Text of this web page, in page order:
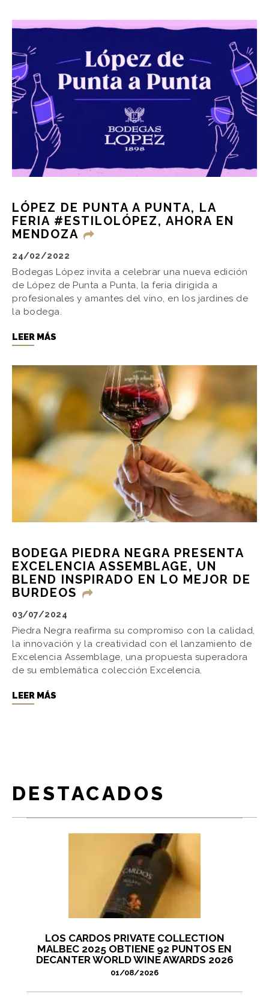
LÓPEZ DE PUNTA A PUNTA, LA
FERIA #ESTILOLÓPEZ, AHORA EN
MENDOZA
24/02/2022
Bodegas López invita a celebrar una nueva edición
de López de Punta a Punta, la feria dirigida a
profesionales y amantes del vino, en los jardines de
la bodega.
LEER MÁS
BODEGA PIEDRA NEGRA PRESENTA
EXCELENCIA ASSEMBLAGE, UN
BLEND INSPIRADO EN LO MEJOR DE
BURDEOS
03/07/2024
Piedra Negra reafirma su compromiso con la calidad,
la innovación y la creatividad con el lanzamiento de
Excelencia Assemblage, una propuesta superadora
de su emblemática colección Excelencia.
LEER MÁS
DESTACADOS
LOS CARDOS PRIVATE COLLECTION
MALBEC 2025 OBTIENE 92 PUNTOS EN
DECANTER WORLD WINE AWARDS 2026
01/08/2026